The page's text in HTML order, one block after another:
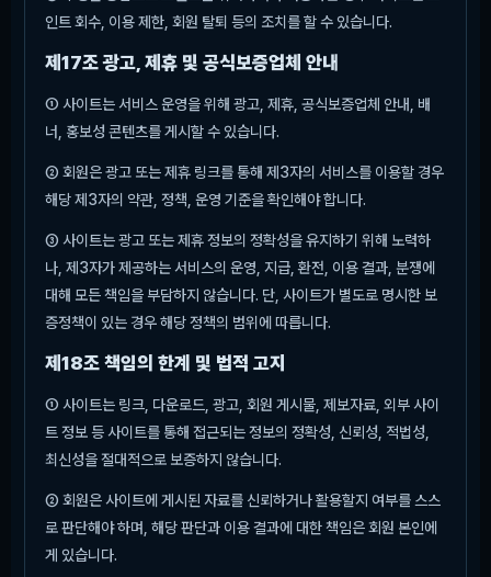
인트 회수, 이용 제한, 회원 탈퇴 등의 조치를 할 수 있습니다.
제17조 광고, 제휴 및 공식보증업체 안내
① 사이트는 서비스 운영을 위해 광고, 제휴, 공식보증업체 안내, 배
너, 홍보성 콘텐츠를 게시할 수 있습니다.
② 회원은 광고 또는 제휴 링크를 통해 제3자의 서비스를 이용할 경우
해당 제3자의 약관, 정책, 운영 기준을 확인해야 합니다.
③ 사이트는 광고 또는 제휴 정보의 정확성을 유지하기 위해 노력하
나, 제3자가 제공하는 서비스의 운영, 지급, 환전, 이용 결과, 분쟁에
대해 모든 책임을 부담하지 않습니다. 단, 사이트가 별도로 명시한 보
증정책이 있는 경우 해당 정책의 범위에 따릅니다.
제18조 책임의 한계 및 법적 고지
① 사이트는 링크, 다운로드, 광고, 회원 게시물, 제보자료, 외부 사이
트 정보 등 사이트를 통해 접근되는 정보의 정확성, 신뢰성, 적법성,
최신성을 절대적으로 보증하지 않습니다.
② 회원은 사이트에 게시된 자료를 신뢰하거나 활용할지 여부를 스스
로 판단해야 하며, 해당 판단과 이용 결과에 대한 책임은 회원 본인에
게 있습니다.